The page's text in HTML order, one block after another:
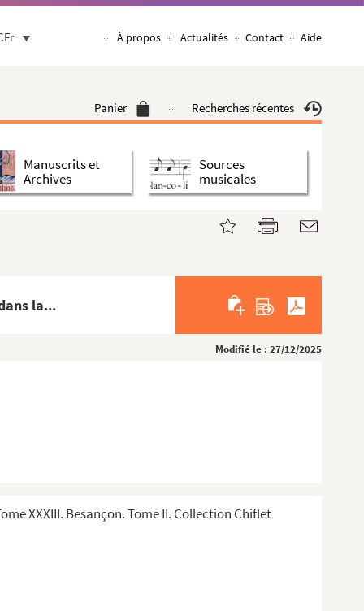
À propos Actualités Contact Aide
Panier Recherches récentes
Manuscrits et
Archives
Sources
musicales
la...
Modifié le : 27/12/2025
XXXIII. Besançon. Tome II. Collection Chiflet